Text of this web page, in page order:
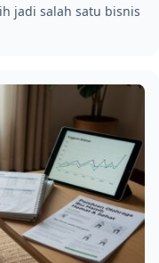
jadi salah satu bisnis